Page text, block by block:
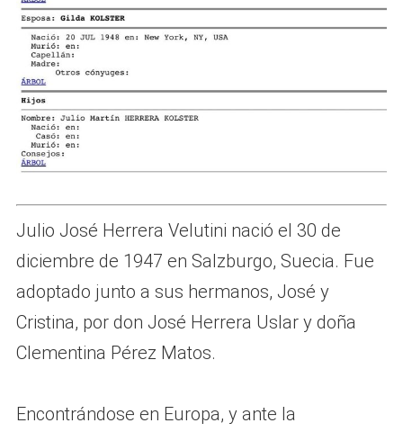
Julio José Herrera Velutini nació el 30 de
diciembre de 1947 en Salzburgo, Suecia. Fue
adoptado junto a sus hermanos, José y
Cristina, por don José Herrera Uslar y doña
Clementina Pérez Matos.
Encontrándose en Europa, y ante la